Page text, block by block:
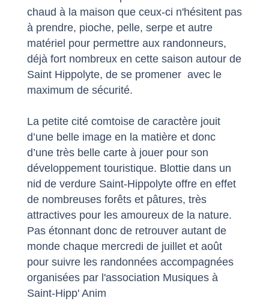
chaud à la maison que ceux-ci n'hésitent pas
à prendre, pioche, pelle, serpe et autre
matériel pour permettre aux randonneurs,
déjà fort nombreux en cette saison autour de
Saint Hippolyte, de se promener avec le
maximum de sécurité.
La petite cité comtoise de caractère jouit
d’une belle image en la matière et donc
d’une très belle carte à jouer pour son
développement touristique. Blottie dans un
nid de verdure Saint-Hippolyte offre en effet
de nombreuses forêts et pâtures, très
attractives pour les amoureux de la nature.
Pas étonnant donc de retrouver autant de
monde chaque mercredi de juillet et août
pour suivre les randonnées accompagnées
organisées par l'association Musiques à
Saint-Hipp' Anim